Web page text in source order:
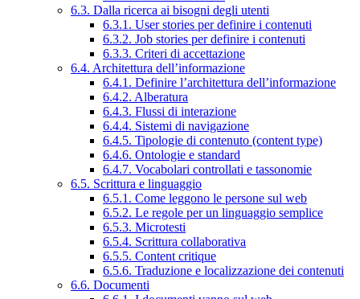
6.3. Dalla ricerca ai bisogni degli utenti
6.3.1. User stories per definire i contenuti
6.3.2. Job stories per definire i contenuti
6.3.3. Criteri di accettazione
6.4. Architettura dell’informazione
6.4.1. Definire l’architettura dell’informazione
6.4.2. Alberatura
6.4.3. Flussi di interazione
6.4.4. Sistemi di navigazione
6.4.5. Tipologie di contenuto (content type)
6.4.6. Ontologie e standard
6.4.7. Vocabolari controllati e tassonomie
6.5. Scrittura e linguaggio
6.5.1. Come leggono le persone sul web
6.5.2. Le regole per un linguaggio semplice
6.5.3. Microtesti
6.5.4. Scrittura collaborativa
6.5.5. Content critique
6.5.6. Traduzione e localizzazione dei contenuti
6.6. Documenti